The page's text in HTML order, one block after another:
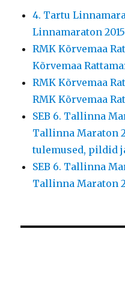
4. Tartu
Linnamaraton
RMK Kõrvemaa
Kõrvemaa
RMK Kõrvemaa
RMK Kõrvemaa
SEB 6. Tallinna
Tallinna Maraton
tulemused, pildid
SEB 6. Tallinna
Tallinna Maraton